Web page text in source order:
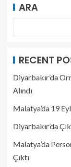
ARA
RECENT
Diyarbakır’da
Alındı
Malatya’da 19
Diyarbakır’da
Malatya’da
Çıktı